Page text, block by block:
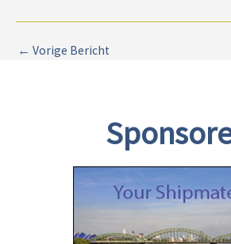
← Vorige Bericht